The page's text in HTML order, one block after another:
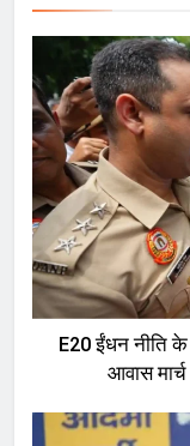
E20 ईंधन नीति
आवास